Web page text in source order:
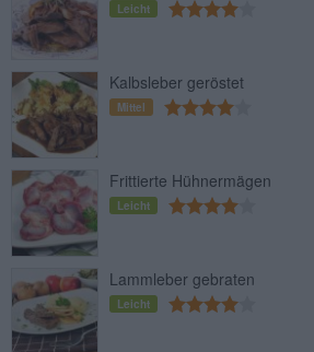
Leicht
Kalbsleber geröstet
Mittel
Frittierte Hühnermägen
Leicht
Lammleber gebraten
Leicht